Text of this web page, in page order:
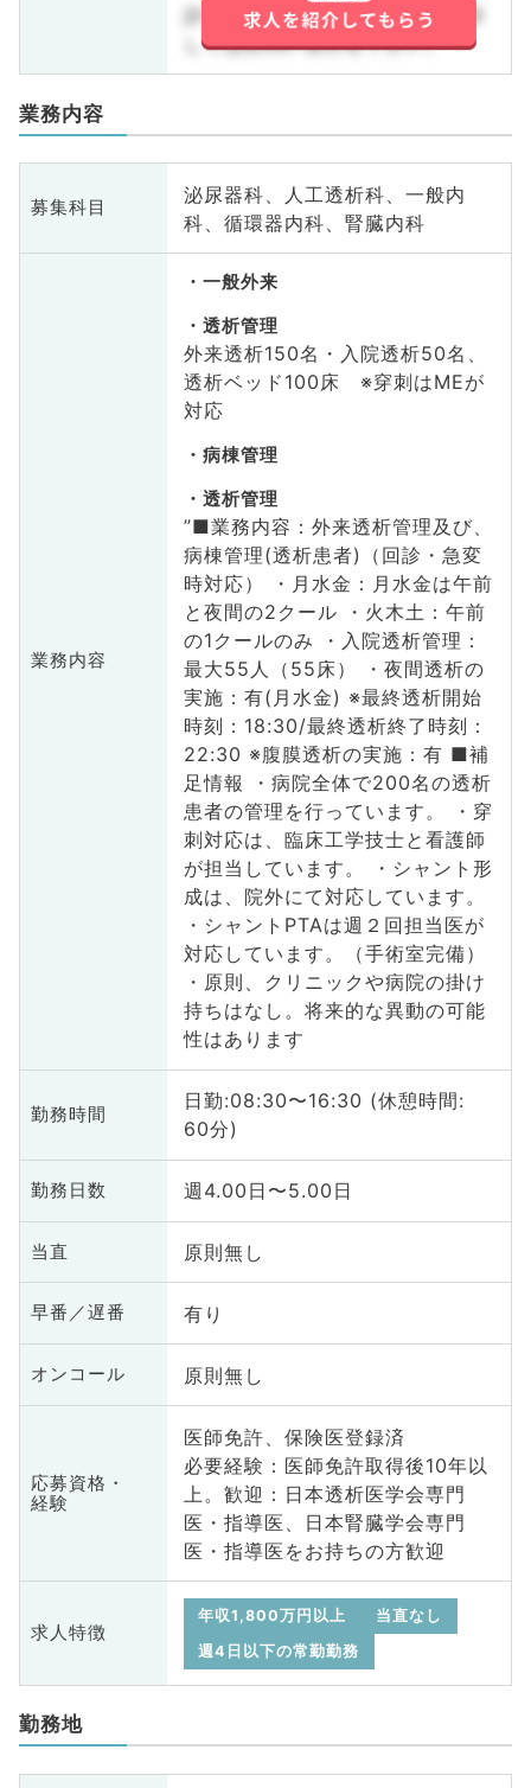
詳しくはお問い合わせ下さい。詳
しくはお問い合わせ下さい。
業務内容
募集科目
泌尿器科、人工透析科、一般内
科、循環器内科、腎臓内科
業務内容
一般外来
透析管理
外来透析150名・入院透析50名、
透析ベッド100床 ※穿刺はMEが
対応
病棟管理
透析管理
”■業務内容：外来透析管理及び、
病棟管理(透析患者)（回診・急変
時対応） ・月水金：月水金は午前
と夜間の2クール ・火木土：午前
の1クールのみ ・入院透析管理：
最大55人（55床） ・夜間透析の
実施：有(月水金) ※最終透析開始
時刻：18:30/最終透析終了時刻：
22:30 ※腹膜透析の実施：有 ■補
足情報 ・病院全体で200名の透析
患者の管理を行っています。 ・穿
刺対応は、臨床工学技士と看護師
が担当しています。 ・シャント形
成は、院外にて対応しています。
・シャントPTAは週２回担当医が
対応しています。（手術室完備）
・原則、クリニックや病院の掛け
持ちはなし。将来的な異動の可能
性はあります
勤務時間
日勤:08:30〜16:30 (休憩時間:
60分)
勤務日数 週4.00日〜5.00日
当直 原則無し
早番／遅番 有り
オンコール 原則無し
応募資格・
経験
医師免許、保険医登録済
必要経験：医師免許取得後10年以
上。歓迎：日本透析医学会専門
医・指導医、日本腎臓学会専門
医・指導医をお持ちの方歓迎
求人特徴
年収1,800万円以上
当直なし
週4日以下の常勤勤務
勤務地